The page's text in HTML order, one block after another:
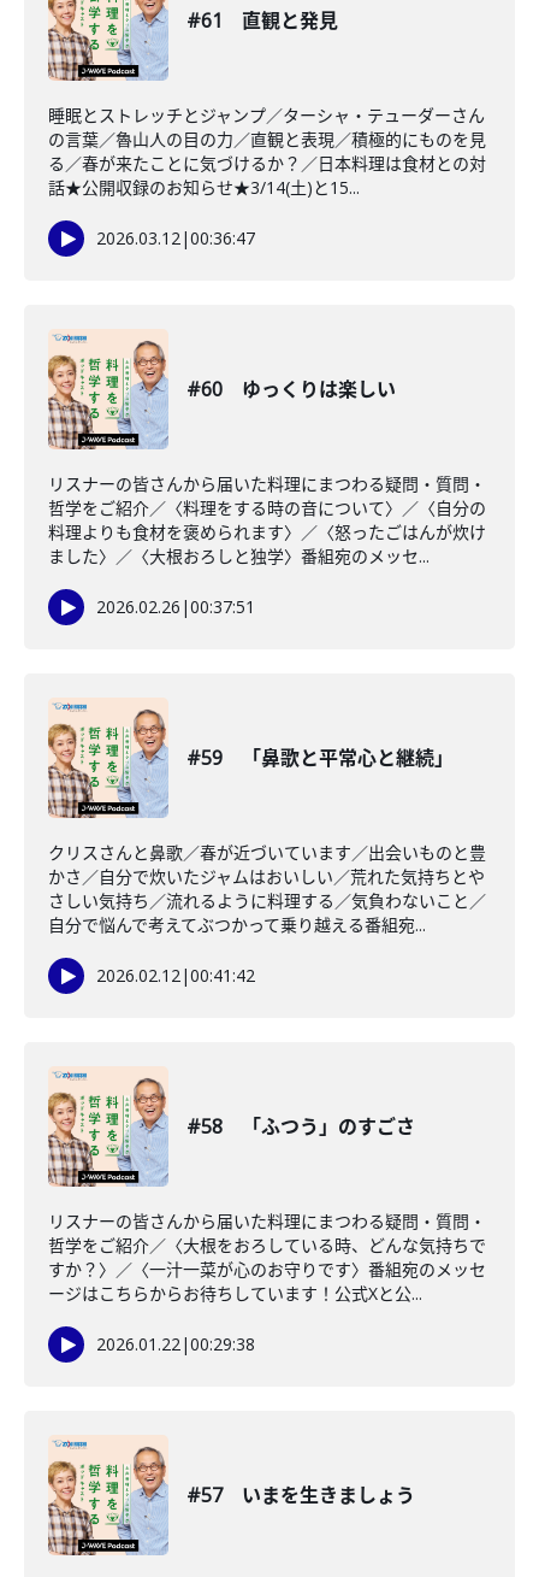
#61 直観と発見
睡眠とストレッチとジャンプ／ターシャ・テューダーさん
の言葉／魯山人の目の力／直観と表現／積極的にものを見
る／春が来たことに気づけるか？／日本料理は食材との対
話★公開収録のお知らせ★3/14(土)と15...
2026.03.12|00:36:47
#60 ゆっくりは楽しい
リスナーの皆さんから届いた料理にまつわる疑問・質問・
哲学をご紹介／〈料理をする時の音について〉／〈自分の
料理よりも食材を褒められます〉／〈怒ったごはんが炊け
ました〉／〈大根おろしと独学〉番組宛のメッセ...
2026.02.26 |00:37:51
#59 「鼻歌と平常心と継続」
クリスさんと鼻歌／春が近づいています／出会いものと豊
かさ／自分で炊いたジャムはおいしい／荒れた気持ちとや
さしい気持ち／流れるように料理する／気負わないこと／
自分で悩んで考えてぶつかって乗り越える番組宛...
2026.02.12|00:41:42
#58 「ふつう」のすごさ
リスナーの皆さんから届いた料理にまつわる疑問・質問・
哲学をご紹介／〈大根をおろしている時、どんな気持ちで
すか？〉／〈一汁一菜が心のお守りです〉番組宛のメッセ
ージはこちらからお待ちしています！公式Xと公...
2026.01.22|00:29:38
#57 いまを生きましょう